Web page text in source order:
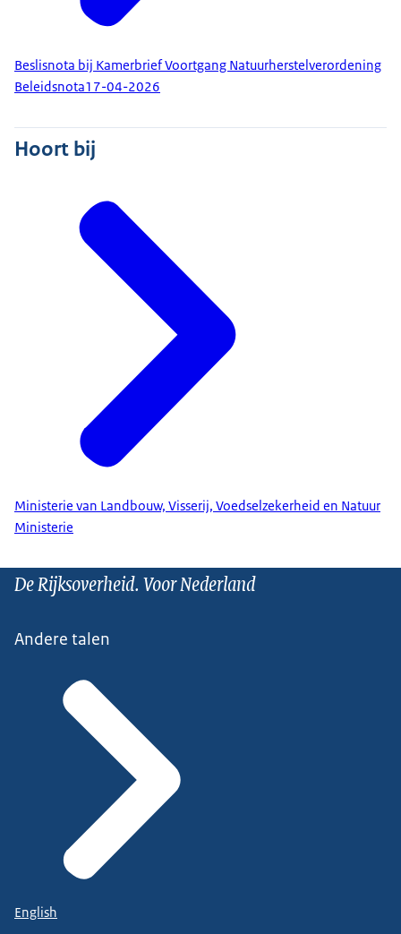
Beslisnota bij Kamerbrief Voortgang Natuurherstelverordening
Beleidsnota17-04-2026
Hoort bij
Ministerie van Landbouw, Visserij, Voedselzekerheid en Natuur
Ministerie
De Rijksoverheid. Voor Nederland
Andere talen
English